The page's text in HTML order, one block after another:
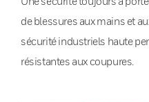
de blessures aux mains et
sécurité industriels haute
résistantes aux coupures.